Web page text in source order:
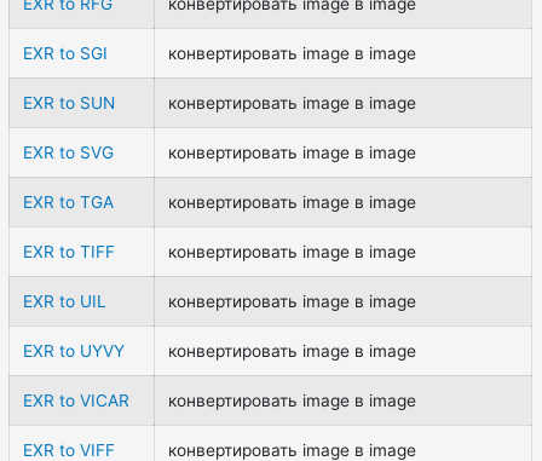
EXR to SGI конвертировать image в image
EXR to SUN конвертировать image в image
EXR to SVG конвертировать image в image
EXR to TGA конвертировать image в image
EXR to TIFF конвертировать image в image
EXR to UIL конвертировать image в image
EXR to UYVY конвертировать image в image
EXR to VICAR конвертировать image в image
EXR to VIFF конвертировать image в image